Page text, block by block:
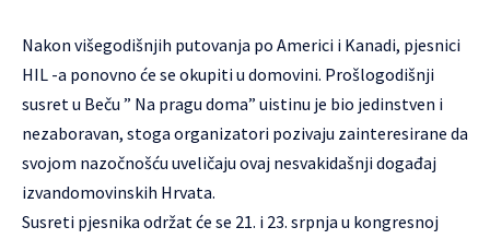
Nakon višegodišnjih putovanja po Americi i Kanadi, pjesnici
HIL -a ponovno će se okupiti u domovini. Prošlogodišnji
susret u Beču ” Na pragu doma” uistinu je bio jedinstven i
nezaboravan, stoga organizatori pozivaju zainteresirane da
svojom nazočnošću uveličaju ovaj nesvakidašnji događaj
izvandomovinskih Hrvata.
Susreti pjesnika održat će se 21. i 23. srpnja u kongresnoj